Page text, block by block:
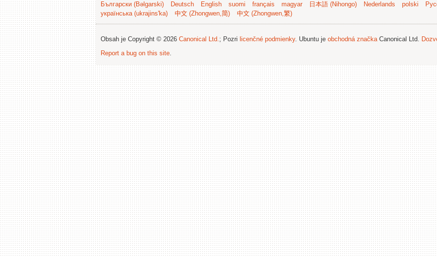
Български (Bəlgarski)
Deutsch English suomi français magyar 日本語 (Nihongo) Nederlands polski
українська (ukrajins'ka)
中文 (Zhongwen,简) 中文 (Zhongwen,繁)
Obsah je Copyright © 2026 Canonical Ltd.; Pozri licenčné podmienky. Ubuntu je obchodná značkaCanonical Ltd.
Report a bug on this site.